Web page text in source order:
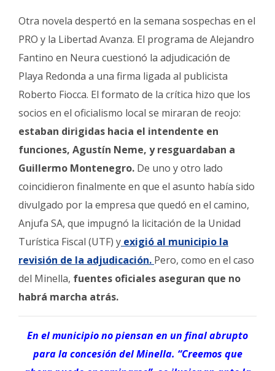
Otra novela despertó en la semana sospechas en el
PRO y la Libertad Avanza. El programa de Alejandro
Fantino en Neura cuestionó la adjudicación de
Playa Redonda a una firma ligada al publicista
Roberto Fiocca. El formato de la crítica hizo que los
socios en el oficialismo local se miraran de reojo:
estaban dirigidas hacia el intendente en
funciones, Agustín Neme, y resguardaban a
Guillermo Montenegro. De uno y otro lado
coincidieron finalmente en que el asunto había sido
divulgado por la empresa que quedó en el camino,
Anjufa SA, que impugnó la licitación de la Unidad
Turística Fiscal (UTF) y exigió al municipio la
revisión de la adjudicación. Pero, como en el caso
del Minella, fuentes oficiales aseguran que no
habrá marcha atrás.
En el municipio no piensan en un final abrupto
para la concesión del Minella. “Creemos que